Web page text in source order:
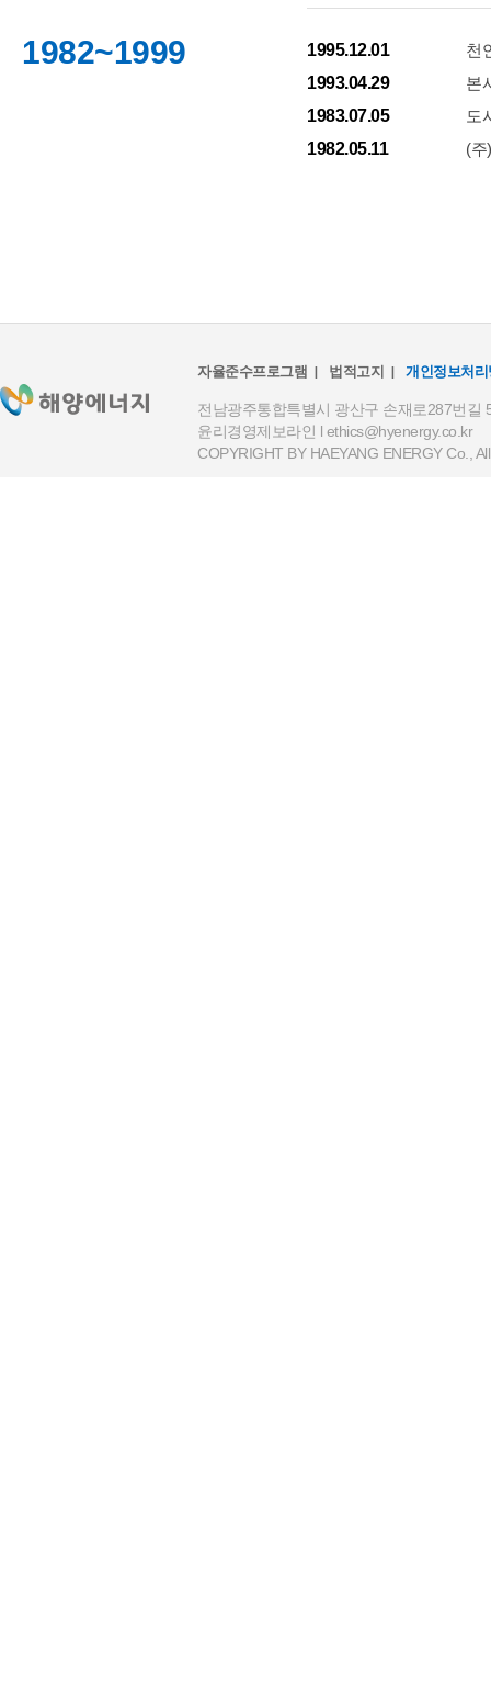
1982~1999 1995.12.01
천
1993.04.29
본
1983.07.05
도
1982.05.11
(주
자율준수프로그램 법적고지 개인정보처리
전남광주통합특별시 광산구 손재로287번길
윤리경영제보라인 l ethics@hyenergy.co.kr
COPYRIGHT BY HAEYANG ENERGY Co.,